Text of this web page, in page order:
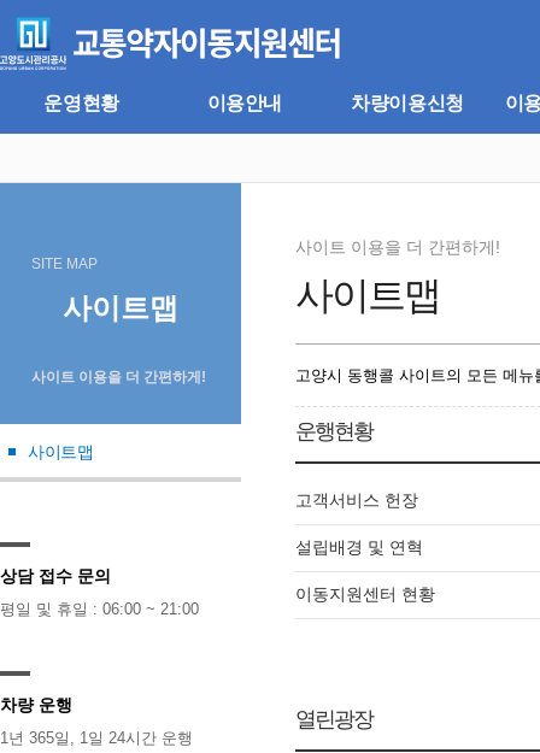
뉴
바
기
바
로
운영현황 이용안내 차량이용신청 이
사이트맵
SITE MAP
사이트 이용을 더 간편하게!
사이트맵
상담 접수 문의
평일 및 휴일 : 06:00 ~ 21:00
차량 운행
1년 365일, 1일 24시간 운행
사이트맵
사이트 이용을 더 간편하게!
고양시 동행콜 사이트의 모든 메
운행현황
고객서비스 헌장
설립배경 및 연혁
이동지원센터 현황
열린광장